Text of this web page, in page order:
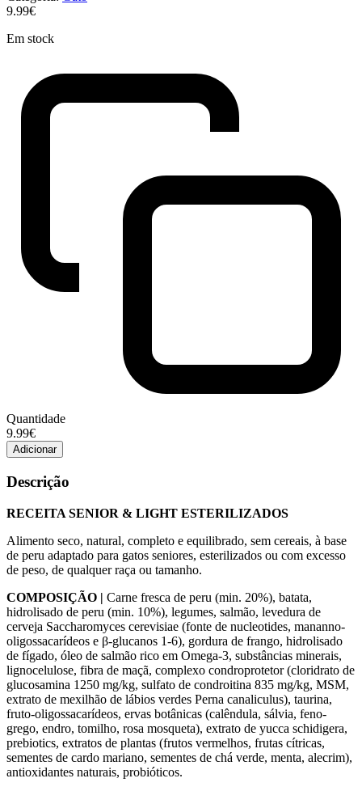
9.99€
Em stock
Quantidade
Quantidade
de
Ração
Weego
Gato
Adult
Turkey
&
Mint
1.5kg
9.99€
Adicionar
Descrição
RECEITA SENIOR & LIGHT ESTERILIZADOS
Alimento seco, natural, completo e equilibrado, sem cereais, à base
de peru adaptado para gatos seniores, esterilizados ou com excesso
de peso, de qualquer raça ou tamanho.
COMPOSIÇÃO | Carne fresca de peru (min. 20%), batata,
hidrolisado de peru (min. 10%), legumes, salmão, levedura de
cerveja Saccharomyces cerevisiae (fonte de nucleotides, mananno-
oligossacarídeos e β-glucanos 1-6), gordura de frango, hidrolisado
de fígado, óleo de salmão rico em Omega-3, substâncias minerais,
lignocelulose, fibra de maçã, complexo condroprotetor (cloridrato de
glucosamina 1250 mg/kg, sulfato de condroitina 835 mg/kg, MSM,
extrato de mexilhão de lábios verdes Perna canaliculus), taurina,
fruto-oligossacarídeos, ervas botânicas (calêndula, sálvia, feno-
grego, endro, tomilho, rosa mosqueta), extrato de yucca schidigera,
prebiotics, extratos de plantas (frutos vermelhos, frutas cítricas,
sementes de cardo mariano, sementes de chá verde, menta, alecrim),
antioxidantes naturais, probióticos.